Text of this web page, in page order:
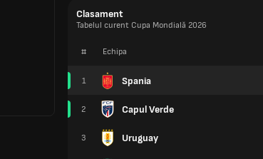
Clasament
Tabelul curent Cupa Mondială 2026
# Echipa
1 Spania
2 Capul Verde
3 Uruguay